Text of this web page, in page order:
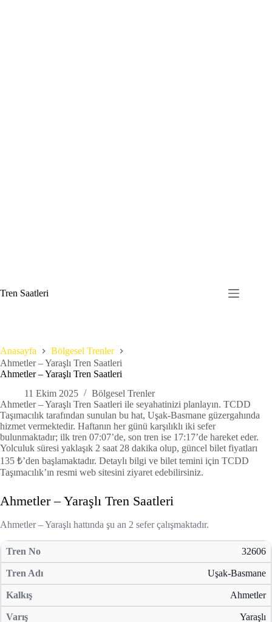
to
content
Tren Saatleri
Anasayfa
Bölgesel Trenler
Ahmetler – Yaraşlı Tren Saatleri
Ahmetler – Yaraşlı Tren Saatleri
11 Ekim 2025
Bölgesel Trenler
Ahmetler – Yaraşlı Tren Saatleri ile seyahatinizi planlayın. TCDD
Taşımacılık tarafından sunulan bu hat, Uşak-Basmane güzergahında
hizmet vermektedir. Haftanın her günü karşılıklı iki sefer
bulunmaktadır; ilk tren 07:07’de, son tren ise 17:17’de hareket eder.
Yolculuk süresi yaklaşık 2 saat 28 dakika olup, güncel bilet fiyatları
135 ₺’den başlamaktadır. Detaylı bilgi ve bilet temini için TCDD
Taşımacılık’ın resmi web sitesini ziyaret edebilirsiniz.
Ahmetler – Yaraşlı Tren Saatleri
Ahmetler – Yaraşlı hattında şu an 2 sefer çalışmaktadır.
32606
Uşak-Basmane
Ahmetler
Yaraşlı